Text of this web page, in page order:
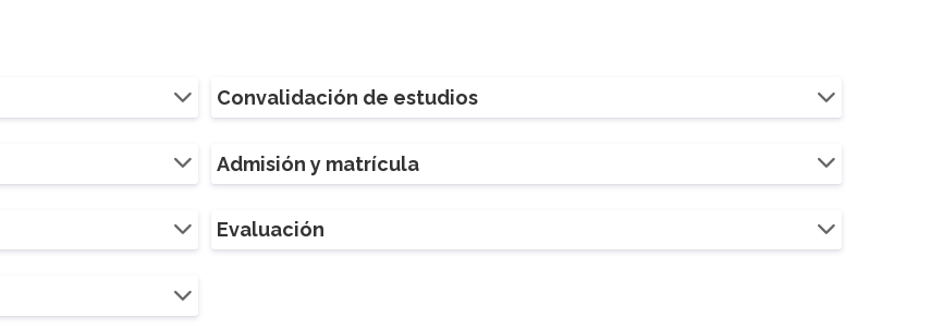
Convalidación de estudios
Admisión y matrícula
Evaluación